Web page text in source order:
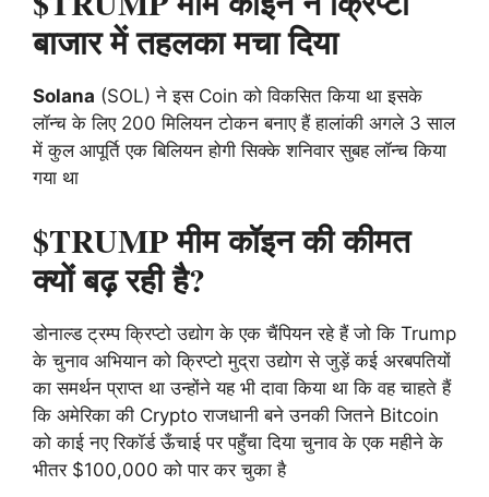
बाजार में तहलका मचा दिया
Solana (SOL) ने इस Coin को विकसित किया था इसके
लॉन्च के लिए 200 मिलियन टोकन बनाए हैं हालांकी अगले 3 साल
में कुल आपूर्ति एक बिलियन होगी सिक्के शनिवार सुबह लॉन्च किया
गया था
$TRUMP मीम कॉइन की कीमत
क्यों बढ़ रही है?
डोनाल्ड ट्रम्प क्रिप्टो उद्योग के एक चैंपियन रहे हैं जो कि Trump
के चुनाव अभियान को क्रिप्टो मुद्रा उद्योग से जुड़ें कई अरबपतियों
का समर्थन प्राप्त था उन्होंने यह भी दावा किया था कि वह चाहते हैं
कि अमेरिका की Crypto राजधानी बने उनकी जितने Bitcoin
को काई नए रिकॉर्ड ऊँचाई पर पहुँचा दिया चुनाव के एक महीने के
भीतर $100,000 को पार कर चुका है